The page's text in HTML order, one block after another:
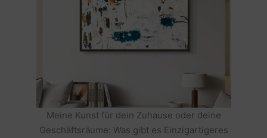
Meine Kunst für dein Zuhause oder deine
Geschäftsräume: Was gibt es Einzigartigeres